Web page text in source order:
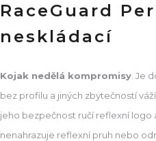
RaceGuard
neskládací
Kojak nedělá kompromisy. Je
bez profilu a jiných zbytečností
jeho bezpečnost ručí reflexní logo
nenahrazuje reflexní pruh nebo